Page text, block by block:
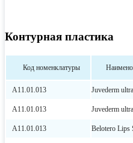
Контурная пластика
Код номенклатуры
А11.01.013 Juvederm
А11.01.013 Juvederm
А11.01.013 Belotero Lips